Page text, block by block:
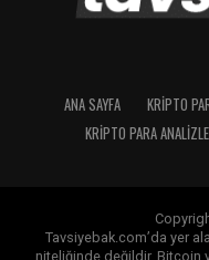
ANA SAYFA KRIPTO
KRIPTO PARA
Tavsiyebak.com’da yer
niteliğinde değildir. Bitcoin